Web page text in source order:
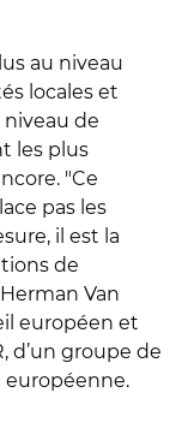
au niveau
locales et
de
les plus
"Ce
pas les
il est la
de
Van
européen et
d’un groupe de
européenne.